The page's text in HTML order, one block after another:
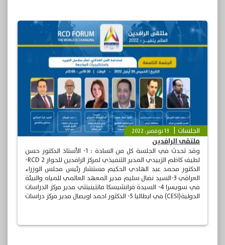
الجلسات 13 نوفمبر، 2022
ملتقى الرافدين
وقد تحدث في الجلسة كل من السادة : 1- الأستاذ الدكتور حسن
لطيف كاظم الزبيدي المدير التنفيذي لمركز الرافدين للحوار RCD 2-
الدكتور محمد عبد الهادي الحكيم مستشار رئيس مجلس الوزراء
العراقي 3-السيد نضال سليم مدير المعهد العالمي للمياه والبيئة
في سويسرا 4- السيدة فرانشيسكا مانتينينتي مدير مركز الدراسات
الدولية(CESI) في ايطاليا 5- الدكتور احمد اويصال مدير مركز دراسات